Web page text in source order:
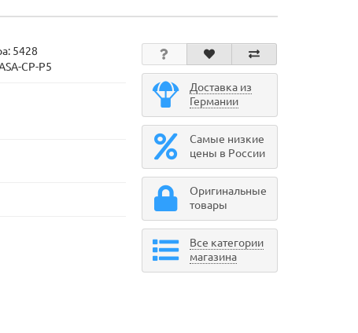
5428
CP-P5
Доставка из
Германии
Самые низкие
цены в России
Оригинальные
товары
Все категории
магазина